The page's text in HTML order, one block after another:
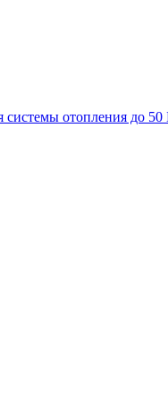
отопления до 50